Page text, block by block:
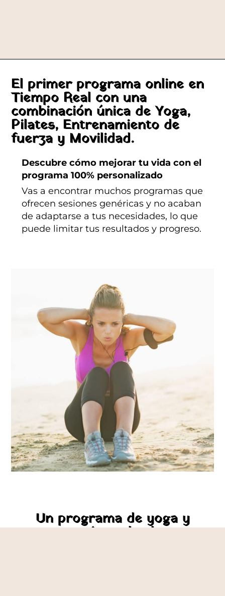
El primer programa online en
Tiempo Real con una
combinación única de Yoga,
Pilates, Entrenamiento de
fuerza y Movilidad.
Descubre cómo mejorar tu vida con el
programa 100% personalizado
Vas a encontrar muchos programas que
ofrecen sesiones genéricas y no acaban
de adaptarse a tus necesidades, lo que
puede limitar tus resultados y progreso.
Un programa de yoga y
entrenamiento hecho a tu